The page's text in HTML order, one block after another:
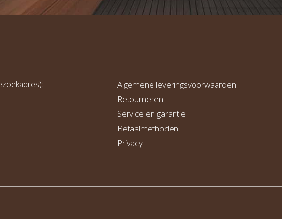
Algemene leveringsvoorwaarden
Retourneren
Service en garantie
Betaalmethoden
Privacy